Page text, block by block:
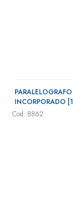
INCORPORADO
Cod.:8862